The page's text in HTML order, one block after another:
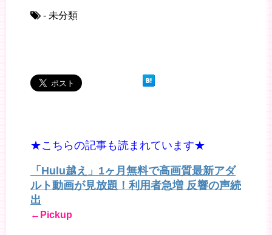
- 未分類
★こちらの記事も読まれています★
「Hulu越え」1ヶ月無料で高画質最新アダ
ルト動画が見放題！利用者急増 反響の声続
出
←Pickup